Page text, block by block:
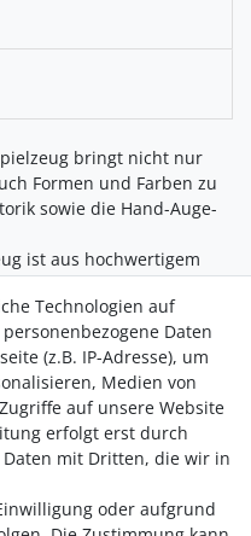
bringt nicht nur
Formen und Farben zu
sowie die Hand-Auge-
ist aus hochwertigem
Für nachhaltigen
kindgerechte Design in
Kinder und Eltern
für Mädchen und
Technologien auf
Daten
(z.B. IP-Adresse), um
Medien von
auf unsere Website
erfolgt erst durch
Daten mit Dritten, die wir in
oder aufgrund